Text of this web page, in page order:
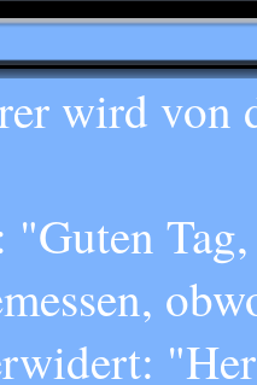
wird von